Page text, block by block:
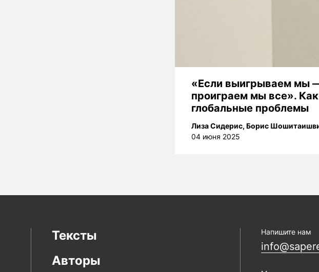
«Если выигрываем мы
проиграем мы все».
глобальные проблемы
Лиза Сидерис, Борис
04 июня 2025
Тексты
Авторы
Напишите нам